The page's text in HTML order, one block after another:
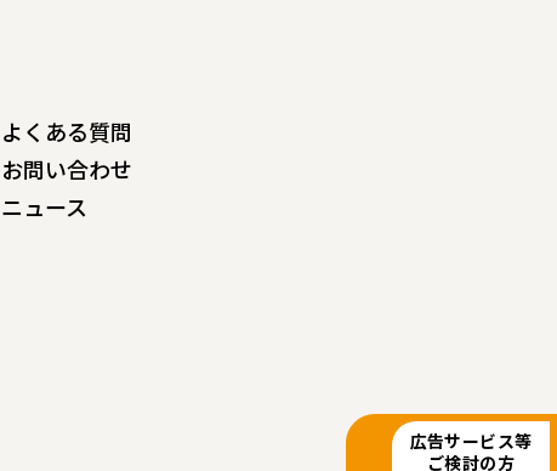
よくある質問
お問い合わせ
ニュース
広告サービス等
ご検討の方